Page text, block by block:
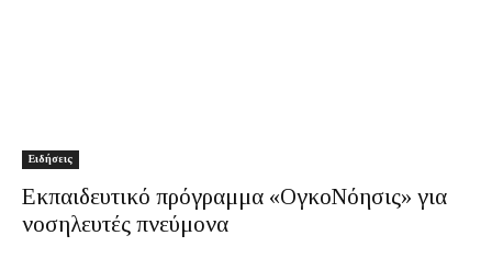
Ειδήσεις
Εκπαιδευτικό πρόγραμμα «ΟγκοΝόησις» για
νοσηλευτές πνεύμονα